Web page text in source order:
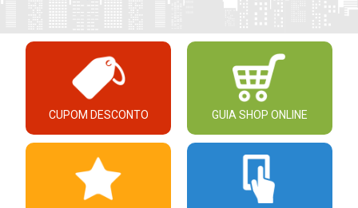
CUPOM DESCONTO GUIA SHOP ONLINE